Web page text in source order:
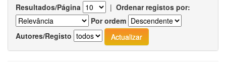
Resultados/Página | Ordenar registos por:
Por ordem
Autores/Registo